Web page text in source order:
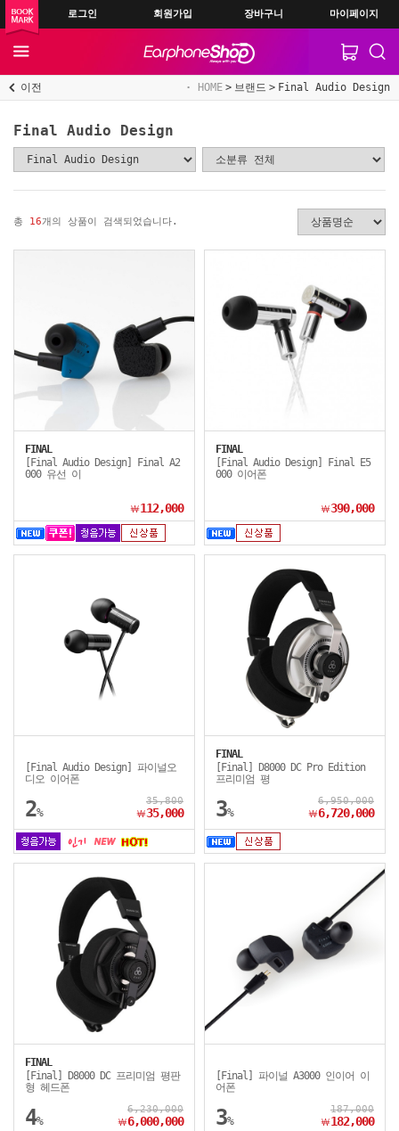
로그인 회원가입 장바구니 마이페이지
이전 HOME 브랜드 Final Audio Design
Final Audio Design
총 16개의 상품이 검색되었습니다.
FINAL
[Final Audio Design] Final A2
000 유선 이
￦112,000
FINAL
[Final Audio Design] Final E5
000 이어폰
￦390,000
[Final Audio Design] 파이널오
디오 이어폰
2%
35,800
￦35,000
FINAL
[Final] D8000 DC Pro Edition
프리미엄 평
3%
6,950,000
￦6,720,000
FINAL
[Final] D8000 DC 프리미엄 평판
형 헤드폰
4%
6,230,000
￦6,000,000
[Final] 파이널 A3000 인이어 이
어폰
3%
187,000
￦182,000